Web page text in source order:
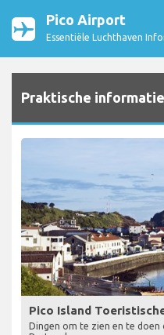
Pico Airport
Essentiële Luchthaven
Praktische
Pico Island
Dingen om te zien en te doen